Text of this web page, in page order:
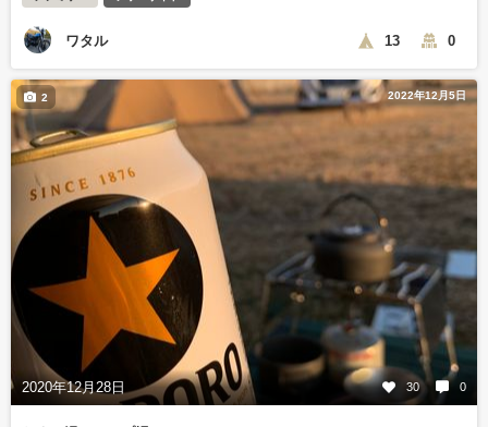
ワタル 13 0
2022年12月5日
2020年12月28日 30 0
2